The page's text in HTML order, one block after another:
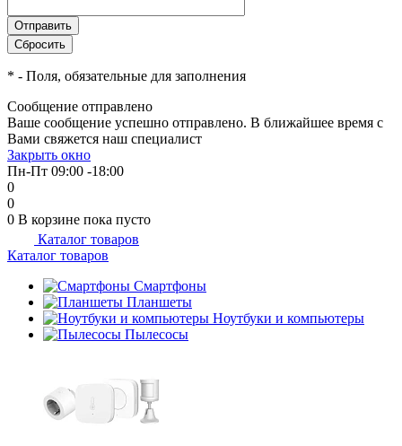
* - Поля, обязательные для заполнения
Сообщение отправлено
Ваше сообщение успешно отправлено. В ближайшее время с
Вами свяжется наш специалист
Закрыть окно
Пн-Пт 09:00 -18:00
0
0
0 В корзине пока пусто
Каталог товаров
Каталог товаров
Смартфоны
Планшеты
Ноутбуки и компьютеры
Пылесосы